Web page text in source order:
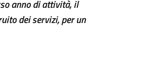
anno di attività, il
dei servizi, per un